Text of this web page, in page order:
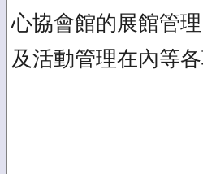
心協會館的展館管
及活動管理在內等各